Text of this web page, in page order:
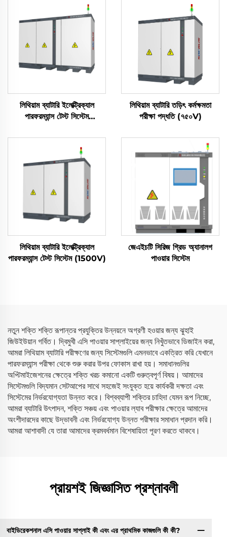
লিথিয়াম ব্যাটারি ইলেক্ট্রিক্যাল
পারফরম্যান্স টেস্ট সিস্টেম
লিথিয়াম ব্যাটারি তড়িৎ কর্মক্ষমতা
পরীক্ষা পদ্ধতি (৭৫০V)
লিথিয়াম ব্যাটারি ইলেক্ট্রিক্যাল
পারফরম্যান্স টেস্ট সিস্টেম (1500V)
জেএইচটি সিরিজ গ্রিড অ্যানালগ
পাওয়ার সিস্টেম
নতুন শক্তি শক্তি রূপান্তর প্রযুক্তির উন্নয়নে অগ্রণী হওয়ার জন্য ঝুহাই
জিউইউয়ান গর্বিত। দ্বিমুখী এসি পাওয়ার সাপ্লাইয়ের জন্য নিখুঁতভাবে ডিজাইন করা,
আমরা লিথিয়াম ব্যাটারি পরীক্ষণের জন্য সিস্টেমগুলি এমনভাবে একত্রিত করি যেখানে
পারফরম্যান্স পরীক্ষা থেকে শুরু করার উপর ফোকাস রাখা হয়। সমাধানগুলির
অপ্টিমাইজেশনের ক্ষেত্রে শক্তি খরচ কমানো একটি গুরুত্বপূর্ণ বিষয়। আমাদের
সিস্টেমগুলি বিদ্যমান সেটআপের সাথে সহজেই সংযুক্ত হয়ে কার্যকরী দক্ষতা এবং
সিস্টেমের নির্ভরযোগ্যতা উন্নত করে। বিশ্বব্যাপী শক্তির চাহিদা যেমন রূপ নিচ্ছে,
আমরা ব্যাটারি উৎপাদন, শক্তি সঞ্চয় এবং পাওয়ার ল্যাব পরীক্ষার ক্ষেত্রে আমাদের
অংশীদারদের কাছে উদ্ভাবনী এবং নির্ভরযোগ্য উন্নত পরীক্ষার সমাধান প্রদান করি।
আমরা আশাবাদী যে তারা আমাদের ক্রমবর্ধমান বিশেষায়িতা পূরণ করতে থাকবে।
প্রায়শই জিজ্ঞাসিত প্রশ্নাবলী
বাইডিরেকশনাল এসি পাওয়ার সাপ্লাই কী এবং এর প্রাথমিক কাজগুলি কী কী?